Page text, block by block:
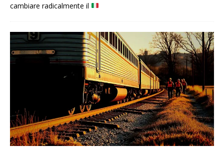
cambiare radicalmente il